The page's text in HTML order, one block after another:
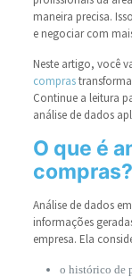
maneira precisa.
e negociar com
Neste artigo, você
comprastransforma
Continue a leitura
análise de dados
O que é
compras?
Análise de dados
informações
empresa. Ela
o histórico de